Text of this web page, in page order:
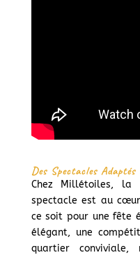
Des Spectacles
Chez Millétoiles, la
spectacle est au
ce soit pour une fête
élégant, une
quartier conviviale,